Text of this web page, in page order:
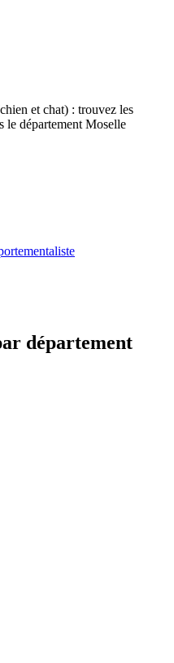
et chat) : trouvez les
le département Moselle
département